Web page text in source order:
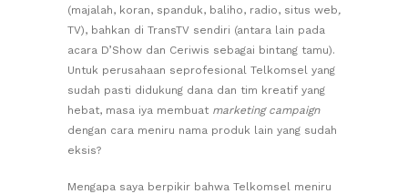
(majalah, koran, spanduk, baliho, radio, situs web,
TV), bahkan di TransTV sendiri (antara lain pada
acara D’Show dan Ceriwis sebagai bintang tamu).
Untuk perusahaan seprofesional Telkomsel yang
sudah pasti didukung dana dan tim kreatif yang
hebat, masa iya membuat marketing campaign
dengan cara meniru nama produk lain yang sudah
eksis?
Mengapa saya berpikir bahwa Telkomsel meniru